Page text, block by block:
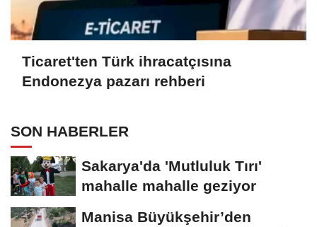
Ticaret'ten Türk ihracatçısına
Endonezya pazarı rehberi
SON HABERLER
Sakarya'da 'Mutluluk Tırı'
mahalle mahalle geziyor
Manisa Büyükşehir’den